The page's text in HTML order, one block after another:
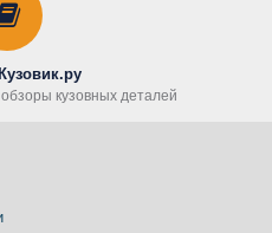
кузовных деталей